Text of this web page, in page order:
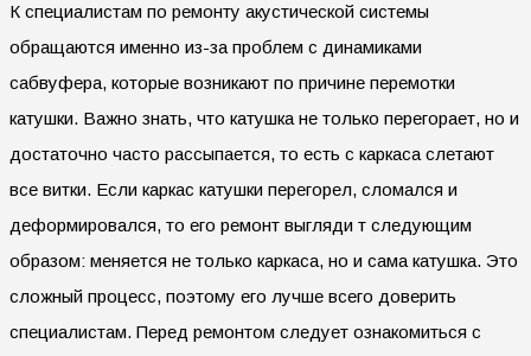
К специалистам по ремонту акустической системы
обращаются именно из-за проблем с динамиками
сабвуфера, которые возникают по причине перемотки
катушки. Важно знать, что катушка не только перегорает, но и
достаточно часто рассыпается, то есть с каркаса слетают
все витки. Если каркас катушки перегорел, сломался и
деформировался, то его ремонт выгляди т следующим
образом: меняется не только каркаса, но и сама катушка. Это
сложный процесс, поэтому его лучше всего доверить
специалистам. Перед ремонтом следует ознакомиться с